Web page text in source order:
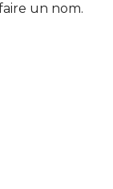
un nom.